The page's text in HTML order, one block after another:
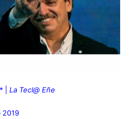
| La Tecl@ Eñe
2019